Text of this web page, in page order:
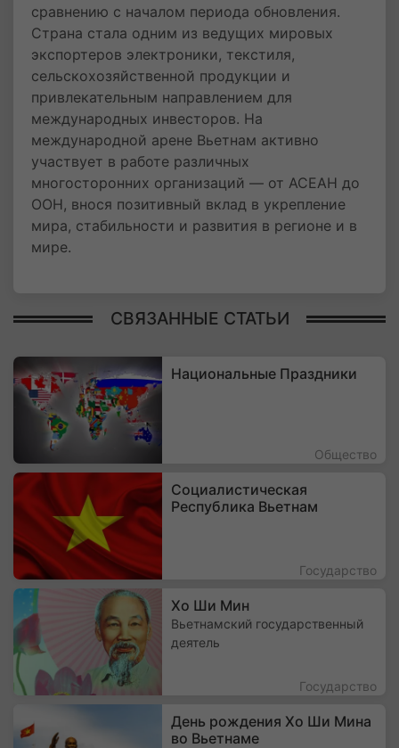
сравнению с началом периода обновления.
Страна стала одним из ведущих мировых
экспортеров электроники, текстиля,
сельскохозяйственной продукции и
привлекательным направлением для
международных инвесторов. На
международной арене Вьетнам активно
участвует в работе различных
многосторонних организаций — от АСЕАН до
ООН, внося позитивный вклад в укрепление
мира, стабильности и развития в регионе и в
мире.
СВЯЗАННЫЕ СТАТЬИ
Национальные Праздники
Общество
Социалистическая
Республика Вьетнам
Государство
Хо Ши Мин
Вьетнамский государственный
деятель
Государство
День рождения Хо Ши Мина
во Вьетнаме